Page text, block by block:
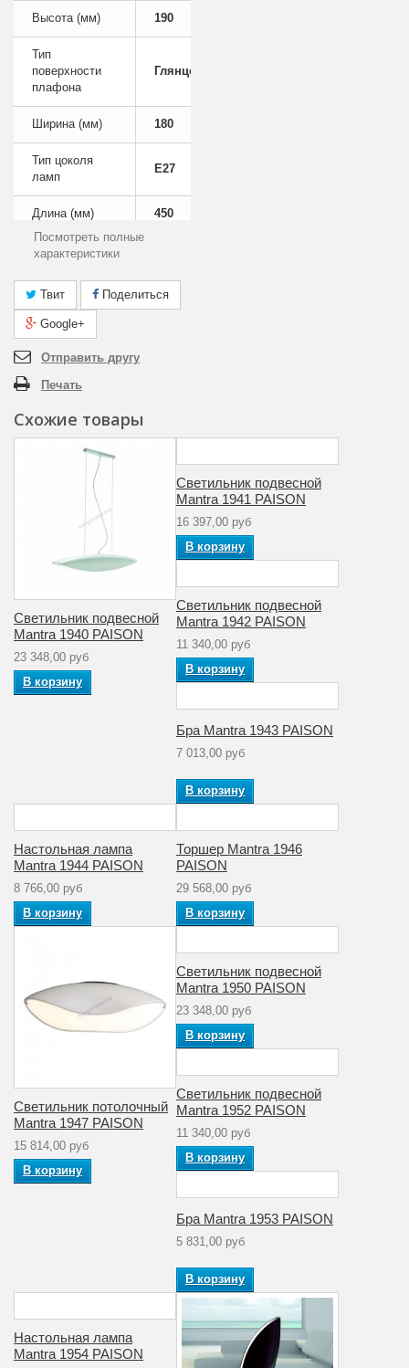
Высота (мм) 190
Тип
поверхности
плафона
Глянцевый
Ширина (мм) 180
Тип цоколя
ламп
E27
Длина (мм) 450
Цвет арматуры
Лампы в
комплекте
Нет
Площадь
освещения
мощность (Вт)
производителя
поверхности
арматуры
Глянцевый
Цвет плафона Белый
Тип ламп Энергосберегающие
Мощность
лампы (Вт)
1944
ламп
Стиль модерн
Аналог лампе
накаливания
напряжение (V)
Количество
Поликарбонат
Коллекция PAISON
Посмотреть полные
характеристики
Твит Поделиться
Google+
Отправить другу
Печать
Схожие товары
Светильник подвесной
Mantra 1940 PAISON
23 348,00 руб
В корзину
Светильник подвесной
Mantra 1941 PAISON
16 397,00 руб
В корзину
Светильник подвесной
Mantra 1942 PAISON
11 340,00 руб
В корзину
Бра Mantra 1943 PAISON
7 013,00 руб
В корзину
Настольная лампа
Mantra 1944 PAISON
8 766,00 руб
В корзину
Торшер Mantra 1946
PAISON
29 568,00 руб
В корзину
Светильник потолочный
Mantra 1947 PAISON
15 814,00 руб
В корзину
Светильник подвесной
Mantra 1950 PAISON
23 348,00 руб
В корзину
Светильник подвесной
Mantra 1952 PAISON
11 340,00 руб
В корзину
Бра Mantra 1953 PAISON
5 831,00 руб
В корзину
Настольная лампа
Mantra 1954 PAISON